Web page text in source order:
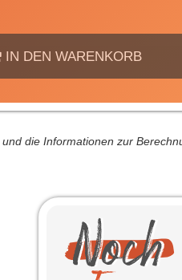
IN DEN WARENKORB
die Informationen zur